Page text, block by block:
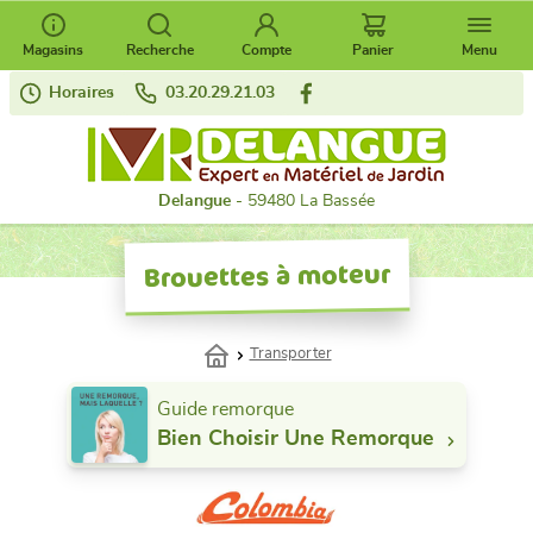
Horaires 03.20.29.21.03
Delangue - 59480 La Bassée
Magasins Recherche Compte Panier Menu
Brouettes à moteur
Transporter
Guide remorque
Bien Choisir Une Remorque